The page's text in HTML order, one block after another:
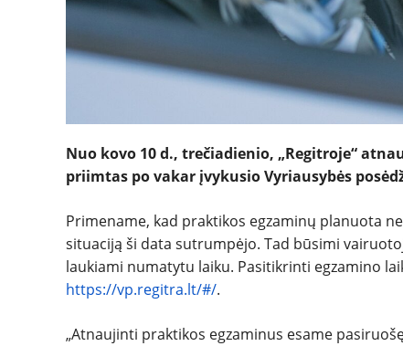
Nuo kovo 10 d., trečiadienio, „Regitroje“
priimtas po vakar įvykusio Vyriausybės
Primename, kad praktikos egzaminų planuota
situaciją ši data sutrumpėjo. Tad būsimi
laukiami numatytu laiku. Pasitikrinti egzamino
https://vp.regitra.lt/#/.
„Atnaujinti praktikos egzaminus esame